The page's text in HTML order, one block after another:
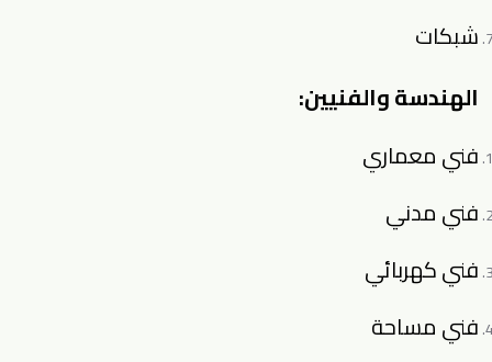
شبكات
الهندسة والفنيين:
فني معماري
فني مدني
فني كهربائي
فني مساحة